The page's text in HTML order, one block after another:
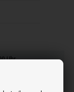
Uhr